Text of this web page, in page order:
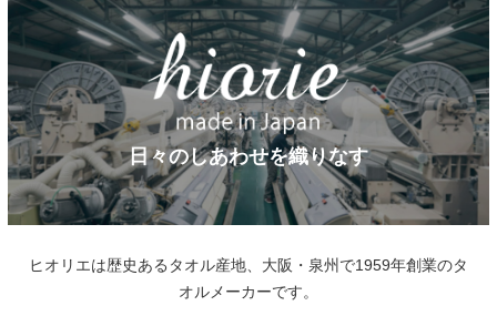
日々のしあわせを織りなす
ヒオリエは歴史あるタオル産地、大阪・泉州で1959年創業のタ
オルメーカーです。